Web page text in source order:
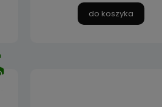
do koszyka